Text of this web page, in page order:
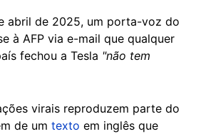
abril de 2025, um porta-voz do
à AFP via e-mail que qualquer
fechou a Tesla "não tem
virais reproduzem parte do
de um texto em inglês que